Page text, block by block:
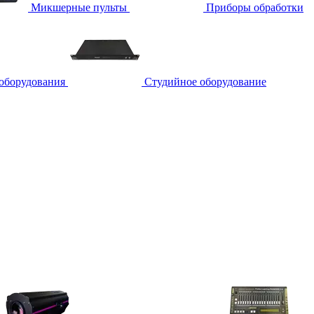
Микшерные пульты Приборы обработки
Студийное оборудование